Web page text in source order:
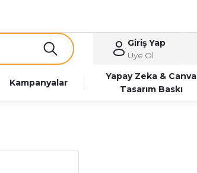
Giriş Yap
Üye Ol
Kampanyalar
Yapay Zeka & Canva
Tasarım Baskı